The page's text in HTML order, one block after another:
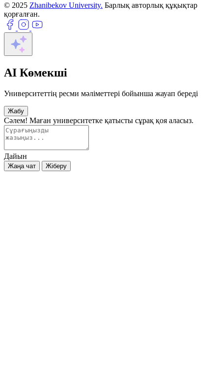
© 2025 Zhanibekov University. Барлық авторлық құқықтар
қорғалған.
AI Көмекші
Университеттің ресми мәліметтері бойынша жауап береді
Жабу
Сәлем! Маған университетке қатысты сұрақ қоя аласыз.
Дайын
Жаңа чат Жіберу